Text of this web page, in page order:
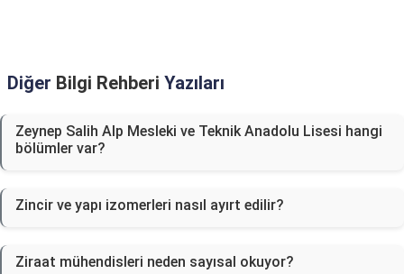
Diğer Bilgi Rehberi Yazıları
Zeynep Salih Alp Mesleki ve Teknik Anadolu Lisesi hangi
bölümler var?
Zincir ve yapı izomerleri nasıl ayırt edilir?
Ziraat mühendisleri neden sayısal okuyor?